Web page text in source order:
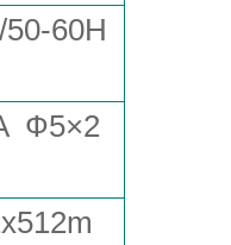
60H
Ф5×2
m